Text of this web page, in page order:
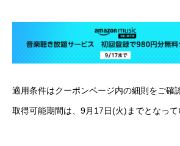
適用条件はクーポンページ内の細則をご確
取得可能期間は、9月17日(火)までとなって